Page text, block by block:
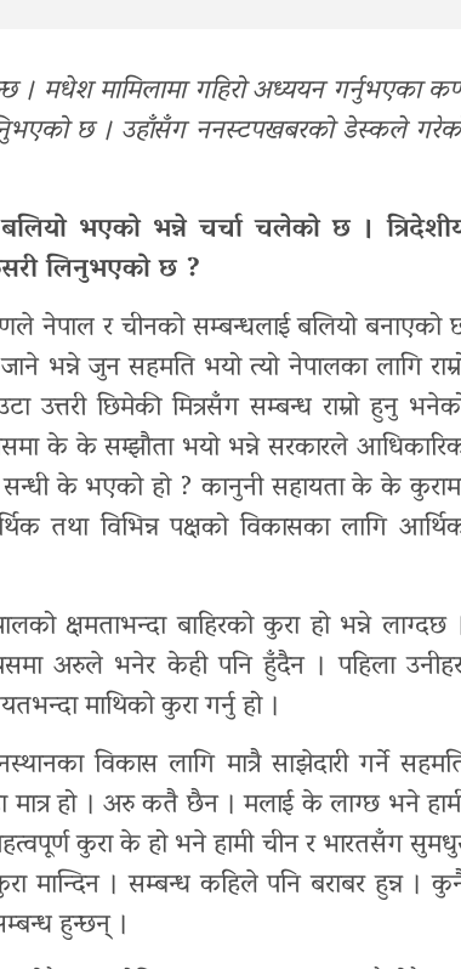
। मधेश मामिलामा गहिरो अध्ययन गर्नुभएका
छ । उहाँसँग ननस्टपखबरको डेस्कले
बलियो भएको भन्ने चर्चा चलेको छ ।
लिनुभएको छ ?
नेपाल र चीनको सम्बन्धलाई बलियो बनाएको
भन्ने जुन सहमति भयो त्यो नेपालका लागि
उत्तरी छिमेकी मित्रसँग सम्बन्ध राम्रो हुनु
के के सम्झौता भयो भन्ने सरकारले
सन्धी के भएको हो ? कानुनी सहायता के के
तथा विभिन्न पक्षको विकासका लागि
क्षमताभन्दा बाहिरको कुरा हो भन्ने लाग्दछ
अरुले भनेर केही पनि हुँदैन । पहिला
माथिको कुरा गर्नु हो ।
विकास लागि मात्रै साझेदारी गर्ने
मात्र हो । अरु कतै छैन । मलाई के लाग्छ भने
कुरा के हो भने हामी चीन र भारतसँग
मान्दिन । सम्बन्ध कहिले पनि बराबर हुन्न ।
हुन्छन् ।